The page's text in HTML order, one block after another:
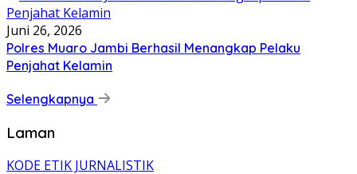
Juni 26, 2026
Polres Muaro Jambi Berhasil Menangkap Pelaku
Penjahat Kelamin
Selengkapnya
Laman
KODE ETIK JURNALISTIK